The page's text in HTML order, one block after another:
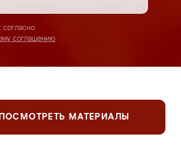
согласно
соглашению
ПОСМОТРЕТЬ МАТЕРИАЛЫ